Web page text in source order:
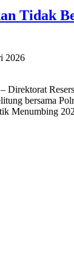
Tidak
2026
bersama
Menumbing